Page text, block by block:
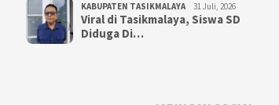
KABUPATEN TASIKMALAYA 31 Juli, 2026
Viral di Tasikmalaya, Siswa SD
Diduga Di…